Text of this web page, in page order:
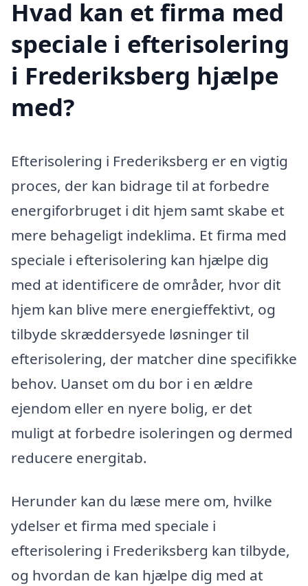
Hvad kan et firma med
speciale i efterisolering
i Frederiksberg hjælpe
med?
Efterisolering i Frederiksberg er en vigtig
proces, der kan bidrage til at forbedre
energiforbruget i dit hjem samt skabe et
mere behageligt indeklima. Et firma med
speciale i efterisolering kan hjælpe dig
med at identificere de områder, hvor dit
hjem kan blive mere energieffektivt, og
tilbyde skræddersyede løsninger til
efterisolering, der matcher dine specifikke
behov. Uanset om du bor i en ældre
ejendom eller en nyere bolig, er det
muligt at forbedre isoleringen og dermed
reducere energitab.
Herunder kan du læse mere om, hvilke
ydelser et firma med speciale i
efterisolering i Frederiksberg kan tilbyde,
og hvordan de kan hjælpe dig med at